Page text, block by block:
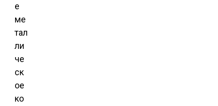
е
ме
тал
ли
че
ск
ое
ко